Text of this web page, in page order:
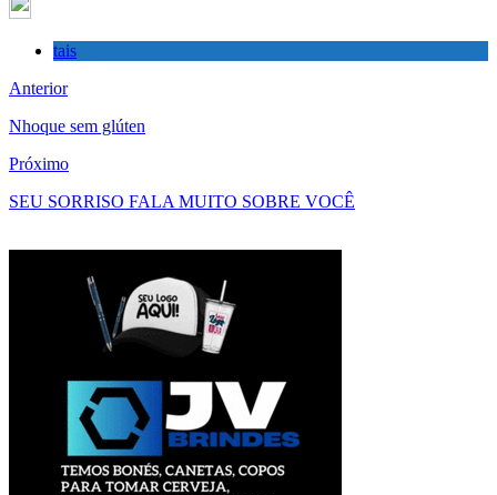
tais
Anterior
Nhoque sem glúten
Próximo
SEU SORRISO FALA MUITO SOBRE VOCÊ